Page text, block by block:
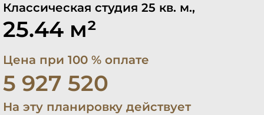
Классическая студия 25 кв. м.,
25.44 м²
Цена при 100 % оплате
5 927 520
На эту планировку действует